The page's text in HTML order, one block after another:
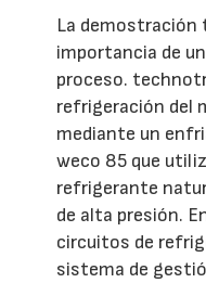
La demostración
importancia de
proceso.
refrigeración del
mediante un
weco 85 que
refrigerante
de alta presión.
circuitos de
sistema de